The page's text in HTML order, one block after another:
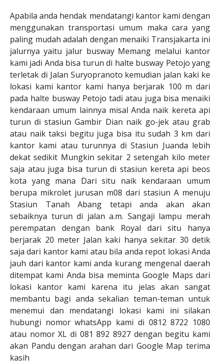
Apabila anda hendak mendatangi kantor kami dengan
menggunakan transportasi umum maka cara yang
paling mudah adalah dengan menaiki Transjakarta ini
jalurnya yaitu jalur busway Memang melalui kantor
kami jadi Anda bisa turun di halte busway Petojo yang
terletak di Jalan Suryopranoto kemudian jalan kaki ke
lokasi kami kantor kami hanya berjarak 100 m dari
pada halte busway Petojo tadi atau juga bisa menaiki
kendaraan umum lainnya misal Anda naik kereta api
turun di stasiun Gambir Dian naik go-jek atau grab
atau naik taksi begitu juga bisa itu sudah 3 km dari
kantor kami atau turunnya di Stasiun Juanda lebih
dekat sedikit Mungkin sekitar 2 setengah kilo meter
saja atau juga bisa turun di stasiun kereta api beos
kota yang mana Dari situ naik kendaraan umum
berupa mikrolet jurusan m08 dari stasiun A menuju
Stasiun Tanah Abang tetapi anda akan akan
sebaiknya turun di jalan a.m. Sangaji lampu merah
perempatan dengan bank Royal dari situ hanya
berjarak 20 meter Jalan kaki hanya sekitar 30 detik
saja dari kantor kami atau bila anda repot lokasi Anda
jauh dari kantor kami anda kurang mengenal daerah
ditempat kami Anda bisa meminta Google Maps dari
lokasi kantor kami karena itu jelas akan sangat
membantu bagi anda sekalian teman-teman untuk
menemui dan mendatangi lokasi kami ini silakan
hubungi nomor whatsApp kami di 0812 8722 1080
atau nomor XL di 081 892 8927 dengan begitu kami
akan Pandu dengan arahan dari Google Map terima
kasih